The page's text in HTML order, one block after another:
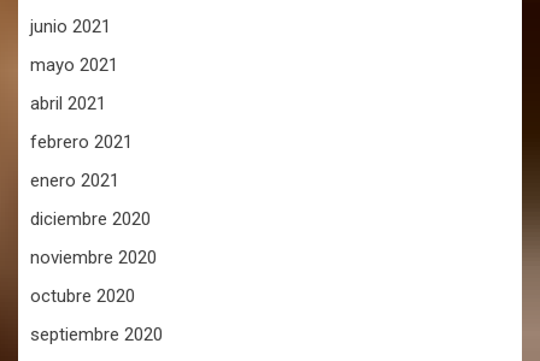
junio 2021
mayo 2021
abril 2021
febrero 2021
enero 2021
diciembre 2020
noviembre 2020
octubre 2020
septiembre 2020